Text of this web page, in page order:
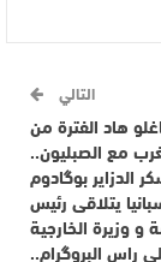
التالي
هاد الفترة من
مع الصبليون..
الدزاير بوگادوم
يتلاقى رئيس
و وزيرة الخارجية
راس البروگرام..